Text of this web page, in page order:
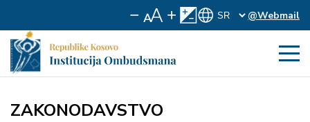
@Webmail
ZAKONODAVSTVO